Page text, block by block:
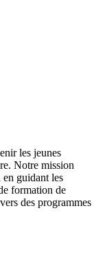
les jeunes
Notre mission
en guidant les
formation de
des programmes